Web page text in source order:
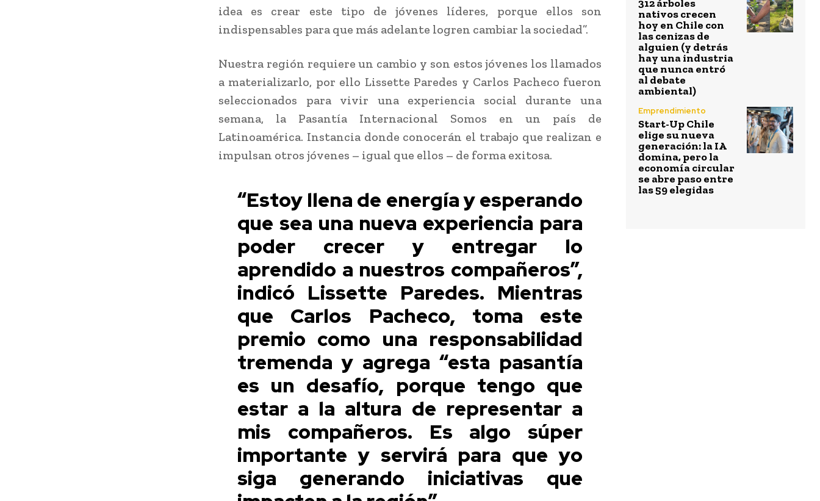
idea es crear este tipo de jóvenes líderes, porque ellos son
indispensables para que más adelante logren cambiar la sociedad”.
Nuestra región requiere un cambio y son estos jóvenes los llamados
a materializarlo, por ello Lissette Paredes y Carlos Pacheco fueron
seleccionados para vivir una experiencia social durante una
semana, la Pasantía Internacional Somos en un país de
Latinoamérica. Instancia donde conocerán el trabajo que realizan e
impulsan otros jóvenes – igual que ellos – de forma exitosa.
“Estoy llena de energía y esperando
que sea una nueva experiencia para
poder crecer y entregar lo
aprendido a nuestros compañeros”,
indicó Lissette Paredes. Mientras
que Carlos Pacheco, toma este
premio como una responsabilidad
tremenda y agrega “esta pasantía
es un desafío, porque tengo que
estar a la altura de representar a
mis compañeros. Es algo súper
importante y servirá para que yo
siga generando iniciativas que
312 árboles
nativos crecen
hoy en Chile con
las cenizas de
alguien (y detrás
hay una industria
que nunca entró
al debate
ambiental)
Emprendimiento
Start-Up Chile
elige su nueva
generación: la IA
domina, pero la
economía circular
se abre paso entre
las 59 elegidas